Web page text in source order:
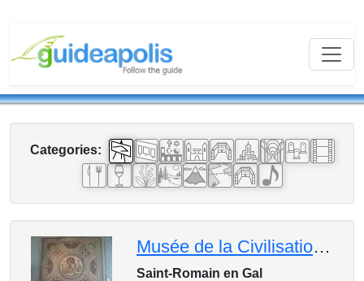
Categories:
Musée de la Civilisation Gallo-romaine de Saint-Romain en Gal
Saint-Romain en Gal